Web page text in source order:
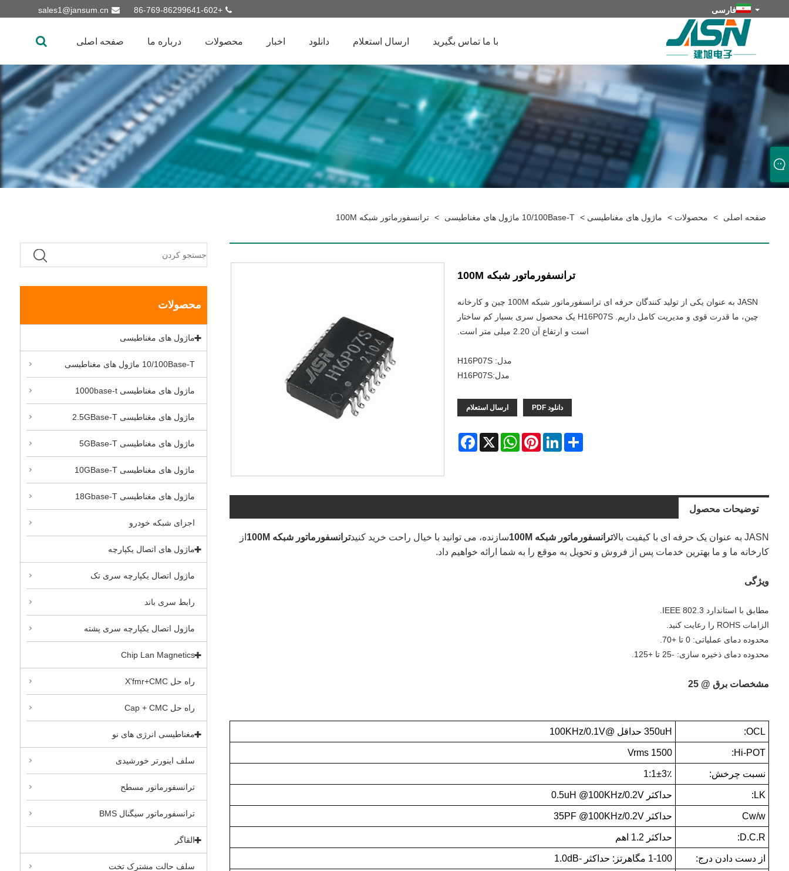
+86-769-86299641-602
sales1@jansum.cn فارسی
صفحه اصلی درباره ما محصولات اخبار دانلود ارسال استعلام با ما تماس بگیرید
صفحه اصلی > محصولات > ماژول های مغناطیسی > 10/100Base-T ماژول های مغناطیسی > ترانسفورماتور شبکه 100M
محصولات
ماژول های مغناطیسی
10/100Base-T ماژول های مغناطیسی
ماژول های مغناطیسی 1000base-t
ماژول های مغناطیسی 2.5GBase-T
ماژول های مغناطیسی 5GBase-T
ماژول های مغناطیسی 10GBase-T
ماژول های مغناطیسی 18Gbase-T
اجزای شبکه خودرو
ماژول های اتصال یکپارچه
ماژول اتصال یکپارچه سری تک
رابط سری باند
ماژول اتصال یکپارچه سری پشته
Chip Lan Magnetics
راه حل X'fmr+CMC
راه حل Cap + CMC
مغناطیسی انرژی های نو
سلف اینورتر خورشیدی
ترانسفورماتور مسطح
ترانسفورماتور سیگنال BMS
القاگر
سلف حالت مشترک تخت
ترانسفورماتور شبکه 100M
JASN به عنوان یکی از تولید کنندگان حرفه ای ترانسفورماتور شبکه 100M چین و کارخانه
چین، ما قدرت قوی و مدیریت کامل داریم. H16P07S یک محصول سری بسیار کم ساختار
است و ارتفاع آن 2.20 میلی متر است.
مدل: H16P07S
مدل:H16P07S
ارسال استعلام دانلود PDF
Facebook X
WhatsAppPinterestLinkedInShare
توضیحات محصول
JASN به عنوان یک حرفه ای با کیفیت بالا ترانسفورماتور شبکه 100M سازنده، می توانید با خیال راحت خرید کنیدترانسفورماتور شبکه 100M
از
کارخانه ما و ما بهترین خدمات پس از فروش و تحویل به موقع را به شما ارائه خواهیم داد.
ویژگی
مطابق با استاندارد IEEE 802.3.
الزامات ROHS را رعایت کنید.
محدوده دمای عملیاتی: 0 تا +70.
محدوده دمای ذخیره سازی: -25 تا +125.
مشخصات برق @ 25
OCL: 350uH حداقل @100KHz/0.1V
Hi-POT:
1500 Vrms
نسبت چرخش: 1:1±3٪
LK: حداکثر 0.5uH @100KHz/0.2V
Cw/w حداکثر 35PF @100KHz/0.2V
D.C.R: حداکثر 1.2 اهم
از دست دادن درج: 1-100 مگاهرتز: حداکثر -1.0dB